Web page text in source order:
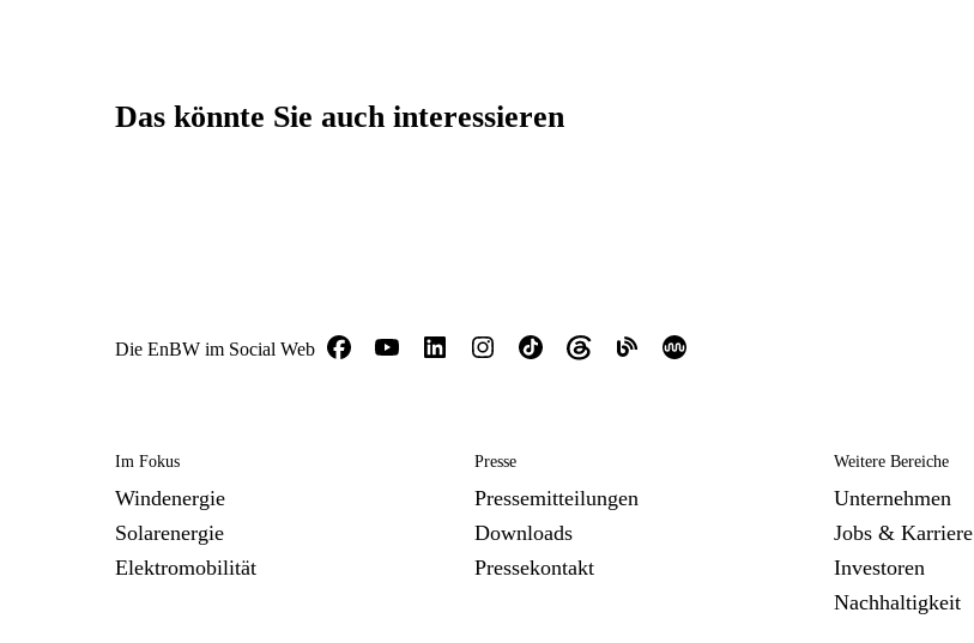
Das könnte Sie auch interessieren
Die EnBW im Social Web
Im Fokus
Windenergie
Solarenergie
Elektromobilität
Presse
Pressemitteilungen
Downloads
Pressekontakt
Weitere Bereiche
Unternehmen
Jobs & Karriere
Investoren
Nachhaltigkeit